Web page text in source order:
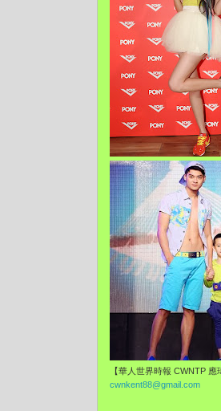
【華人世界時報 CWNTP
cwnkent88@gmail.com